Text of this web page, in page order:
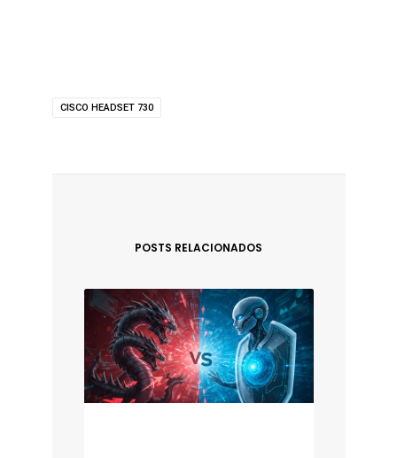
CISCO HEADSET 730
POSTS RELACIONADOS